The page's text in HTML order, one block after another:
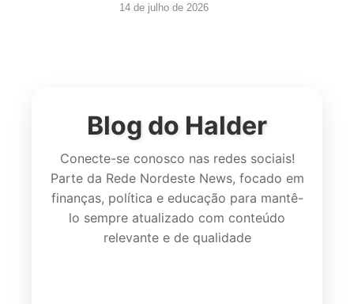
14 de julho de 2026
Blog do Halder
Conecte-se conosco nas redes sociais!
Parte da Rede Nordeste News, focado em
finanças, política e educação para mantê-
lo sempre atualizado com conteúdo
relevante e de qualidade